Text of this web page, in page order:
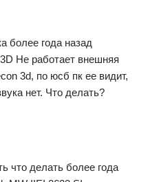
более года назад
Не работает внешняя
3d, по юсб пк ее видит,
нет. Что делать?
что делать более года